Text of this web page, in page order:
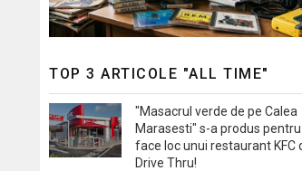
TOP 3 ARTICOLE "ALL TIME"
"Masacrul verde de pe Calea
Marasesti" s-a produs pentru
face loc unui restaurant KFC
Drive Thru!